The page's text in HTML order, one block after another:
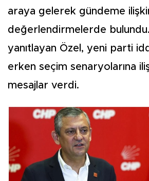
araya gelerek gündeme
değerlendirmelerde bulundu.
yanıtlayan Özel, yeni parti
erken seçim senaryolarına
mesajlar verdi.